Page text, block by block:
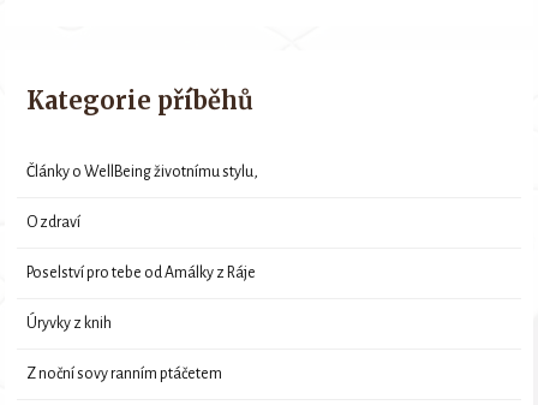
Kategorie příběhů
Články o WellBeing životnímu stylu,
O zdraví
Poselství pro tebe od Amálky z Ráje
Úryvky z knih
Z noční sovy ranním ptáčetem